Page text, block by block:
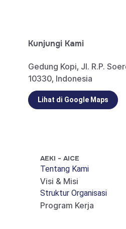
Kunjungi Kami
Gedung Kopi, Jl. R.P.
10330, Indonesia
Lihat di Google Maps
AEKI - AICE
Tentang Kami
Visi & Misi
Struktur Organisasi
Program Kerja